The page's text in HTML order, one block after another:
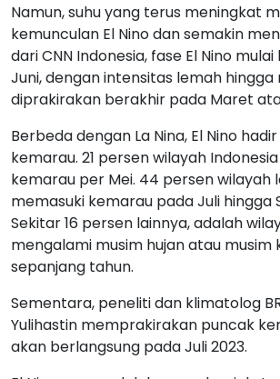
Namun, suhu yang terus meningkat
kemunculan El Nino dan semakin
dari CNN Indonesia, fase El Nino
Juni, dengan intensitas lemah
diprakirakan berakhir pada Maret
Berbeda dengan La Nina, El Nino
kemarau. 21 persen wilayah
kemarau per Mei. 44 persen wilayah
memasuki kemarau pada Juli hingga
Sekitar 16 persen lainnya, adalah
mengalami musim hujan atau musim
sepanjang tahun.
Sementara, peneliti dan klimatolog
Yulihastin memprakirakan puncak
akan berlangsung pada Juli 2023.